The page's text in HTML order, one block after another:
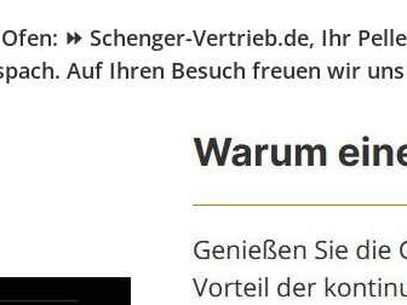
Ofen: ⏩ Schenger-Vertrieb.de, Ihr
Auf Ihren Besuch freuen wir